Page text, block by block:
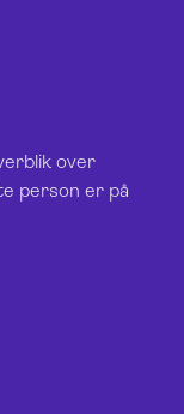
over
person er på